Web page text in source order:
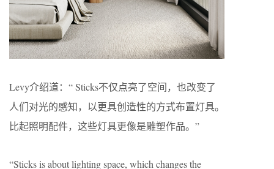
Levy介绍道：“ Sticks不仅点亮了空间，也改变了
人们对光的感知，以更具创造性的方式布置灯具。
比起照明配件，这些灯具更像是雕塑作品。”
“Sticks is about lighting space, which changes the